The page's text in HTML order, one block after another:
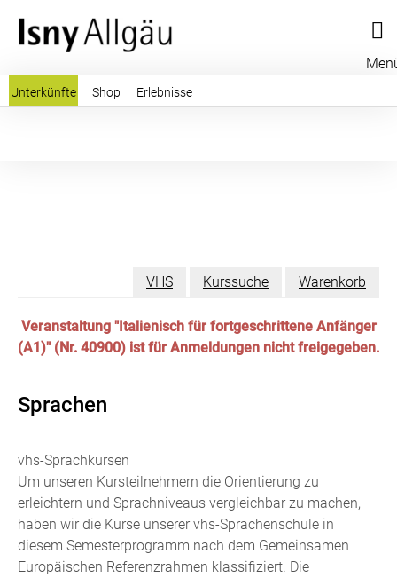
Unterkünfte Shop Erlebnisse
VHS Kurssuche Warenkorb
Veranstaltung "Italienisch für fortgeschrittene Anfänger
(A1)" (Nr. 40900) ist für Anmeldungen nicht freigegeben.
Sprachen
vhs-Sprachkursen
Um unseren Kursteilnehmern die Orientierung zu
erleichtern und Sprachniveaus vergleichbar zu machen,
haben wir die Kurse unserer vhs-Sprachenschule in
diesem Semesterprogramm nach dem Gemeinsamen
Europäischen Referenzrahmen klassifiziert. Die